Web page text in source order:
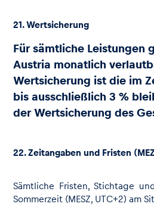
21. Wertsicherung
Für sämtliche Leistungen
Austria monatlich
Wertsicherung ist die im
bis ausschließlich 3 %
der Wertsicherung des
22. Zeitangaben und Fristen
Sämtliche Fristen, Stichtage
Sommerzeit (MESZ, UTC+2) am